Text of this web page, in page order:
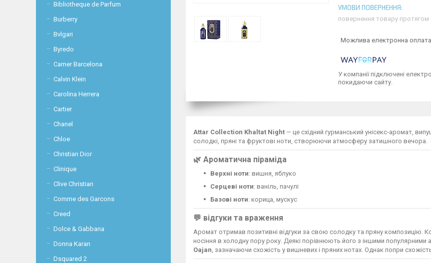
повернення товару протягом
У компанії підключені
покидаючи сайту.
Attar Collection Khaltat Night — це східний гурманський унісекс-аромат,
солодкі, пряні та фруктові ноти, створюючи атмосферу затишного вечора.
🌿 Ароматична піраміда
Верхні ноти: вишня, яблуко
Серцеві ноти: ваніль, пачулі
Базові ноти: корица, мускус
💬 відгуки та враження
Аромат отримав позитивні відгуки за свою солодку та пряну композицію.
носіння в холодну пору року. Деякі порівнюють його з іншими популярними
Oajan , зазначаючи схожість у вишневих і пряних нотах. Однак попри
Bibliotheque de Parfum
Burberry
Bvlgari
Byredo
Carner Barcelona
Calvin Klein
Carolina Herrera
Cartier
Chanel
Chloe
Christian Dior
Clinique
Clive Christian
Comme des Garcons
Creed
Dolce & Gabbana
Donna Karan
Dsquared 2